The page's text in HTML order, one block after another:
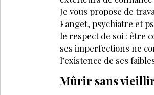
Je vous propose de
Fanget, psychiatre et
le respect de soi : être
ses imperfections ne
l’existence de ses
Mûrir sans